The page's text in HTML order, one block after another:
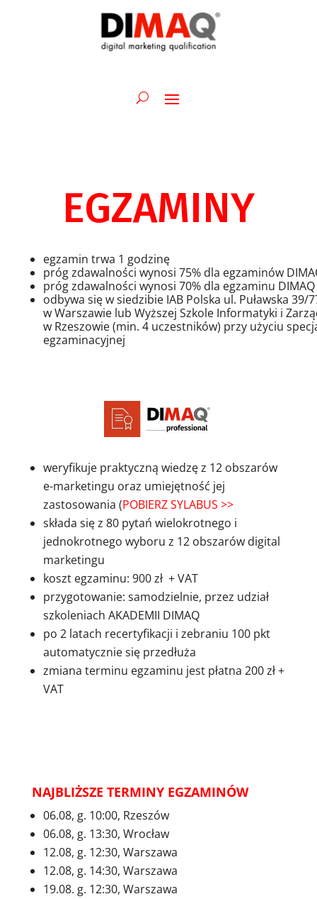
EGZAMINY
egzamin trwa 1 godzinę
próg zdawalności wynosi 75% dla egzaminów
próg zdawalności wynosi 70% dla egzaminu
odbywa się w siedzibie IAB Polska ul. Puławska 39/
w Warszawie lub Wyższej Szkole Informatyki i
w Rzeszowie (min. 4 uczestników) przy użyciu
egzaminacyjnej
weryfikuje praktyczną wiedzę z 12 obszarów
e-marketingu oraz umiejętność jej
zastosowania (POBIERZ SYLABUS >>
składa się z 80 pytań wielokrotnego i
jednokrotnego wyboru z 12 obszarów digital
marketingu
koszt egzaminu: 900 zł + VAT
przygotowanie: samodzielnie, przez udział
szkoleniach AKADEMII DIMAQ
po 2 latach recertyfikacji i zebraniu 100 pkt
automatycznie się przedłuża
zmiana terminu egzaminu jest płatna 200 zł +
VAT
NAJBLIŻSZE TERMINY EGZAMINÓW
06.08, g. 10:00, Rzeszów
06.08, g. 13:30, Wrocław
12.08, g. 12:30, Warszawa
12.08, g. 14:30, Warszawa
19.08. g. 12:30, Warszawa